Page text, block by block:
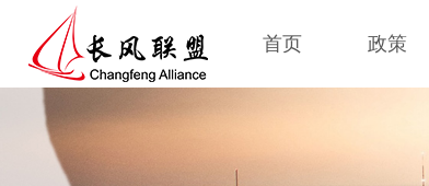
首页 政策